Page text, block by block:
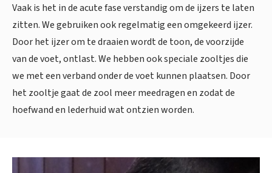
Vaak is het in de acute fase verstandig om de ijzers te laten
zitten. We gebruiken ook regelmatig een omgekeerd ijzer.
Door het ijzer om te draaien wordt de toon, de voorzijde
van de voet, ontlast. We hebben ook speciale zooltjes die
we met een verband onder de voet kunnen plaatsen. Door
het zooltje gaat de zool meer meedragen en zodat de
hoefwand en lederhuid wat ontzien worden.